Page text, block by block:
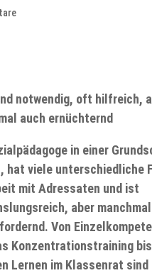
notwendig, oft hilfreich,
auch ernüchternd
in einer
hat viele unterschiedliche
mit Adressaten und ist
aber
Von
Konzentrationstraining
Lernen im Klassenrat sind